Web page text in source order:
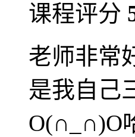
课程评分
老师非常
是我自己
O(∩_∩)O